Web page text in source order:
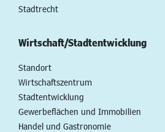
Stadtrecht
Wirtschaft/Stadtentwicklung
Standort
Wirtschaftszentrum
Stadtentwicklung
Gewerbeflächen und Immobilien
Handel und Gastronomie